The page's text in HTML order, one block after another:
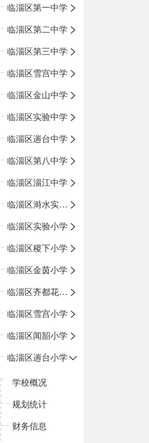
临淄区第一中学
临淄区第二中学
临淄区第三中学
临淄区雪宫中学
临淄区金山中学
临淄区实验中学
临淄区遄台中学
临淄区第八中学
临淄区淄江中学
临淄区溡水实验学校
临淄区实验小学
临淄区稷下小学
临淄区金茵小学
临淄区齐都花园小学
临淄区雪宫小学
临淄区闻韶小学
临淄区遄台小学
学校概况
规划统计
财务信息